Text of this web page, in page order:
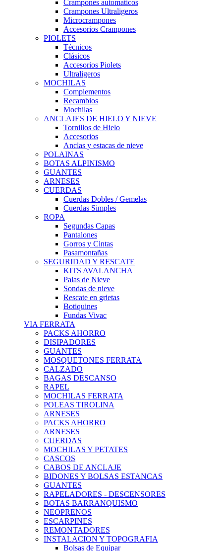
Crampones automaticos
Crampones Ultraligeros
Microcrampones
Accesorios Crampones
PIOLETS
Técnicos
Clásicos
Accesorios Piolets
Ultraligeros
MOCHILAS
Complementos
Recambios
Mochilas
ANCLAJES DE HIELO Y NIEVE
Tornillos de Hielo
Accesorios
Anclas y estacas de nieve
POLAINAS
BOTAS ALPINISMO
GUANTES
ARNESES
CUERDAS
Cuerdas Dobles / Gemelas
Cuerdas Simples
ROPA
Segundas Capas
Pantalones
Gorros y Cintas
Pasamontañas
SEGURIDAD Y RESCATE
KITS AVALANCHA
Palas de Nieve
Sondas de nieve
Rescate en grietas
Botiquines
Fundas Vivac
VIA FERRATA
PACKS AHORRO
DISIPADORES
GUANTES
MOSQUETONES FERRATA
CALZADO
BAGAS DESCANSO
RAPEL
MOCHILAS FERRATA
POLEAS TIROLINA
ARNESES
PACKS AHORRO
ARNESES
CUERDAS
MOCHILAS Y PETATES
CASCOS
CABOS DE ANCLAJE
BIDONES Y BOLSAS ESTANCAS
GUANTES
RAPELADORES - DESCENSORES
BOTAS BARRANQUISMO
NEOPRENOS
ESCARPINES
REMONTADORES
INSTALACION Y TOPOGRAFIA
Bolsas de Equipar